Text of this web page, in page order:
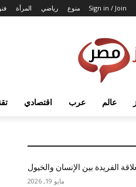
Sign in / Join المرأة رياضي منوع
عالم عرب اقتصادي
الفريدة بين الإنسان والخيول
مايو 19, 2026